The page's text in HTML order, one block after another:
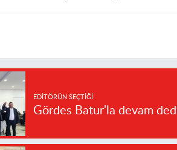
EDITÖRÜN SEÇTIĞI
Gördes Batur'la devam